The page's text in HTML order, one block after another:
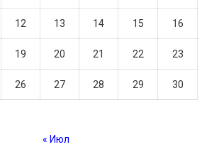
12 13 14 15 16
19 20 21 22 23
26 27 28 29 30
« Июл